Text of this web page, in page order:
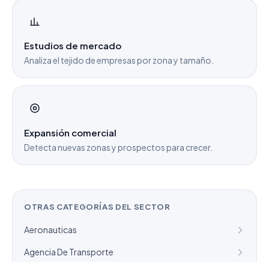
Estudios de mercado
Analiza el tejido de empresas por zona y tamaño.
Expansión comercial
Detecta nuevas zonas y prospectos para crecer.
OTRAS CATEGORÍAS DEL SECTOR
Aeronauticas
Agencia De Transporte